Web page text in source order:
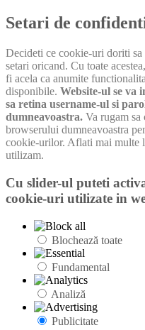
Setari de
Decideti ce cookie-uri doriti
setari oricand. Cu toate acestea,
fi acela ca anumite
disponibile. Website-ul se va
sa retina username-ul si
dumneavoastra. Va rugam sa
browserului dumneavoastra
cookie-urilor. Aflati mai multe
utilizam.
Cu slider-ul puteti
cookie-uri utilizate in
Blochează toate
Fundamental
Analiză
Publicitate